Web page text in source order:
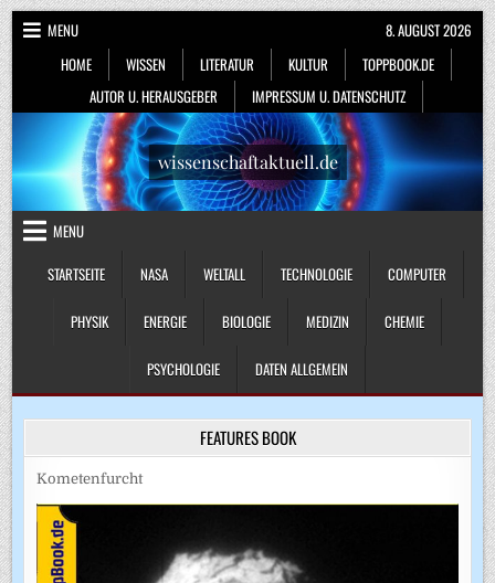
Skip
to
content
MENU
HOME
WISSEN LITERATUR KULTUR
TOPPBOOK.DE
AUTOR U. HERAUSGEBER
IMPRESSUM U. DATENSCHUTZ
8. AUGUST 2026
wissenschaftaktuell.de
MENU
STARTSEITE
NASA WELTALL TECHNOLOGIE COMPUTER
PHYSIK ENERGIE BIOLOGIE MEDIZIN CHEMIE
PSYCHOLOGIE DATEN ALLGEMEIN
FEATURES BOOK
Kometenfurcht